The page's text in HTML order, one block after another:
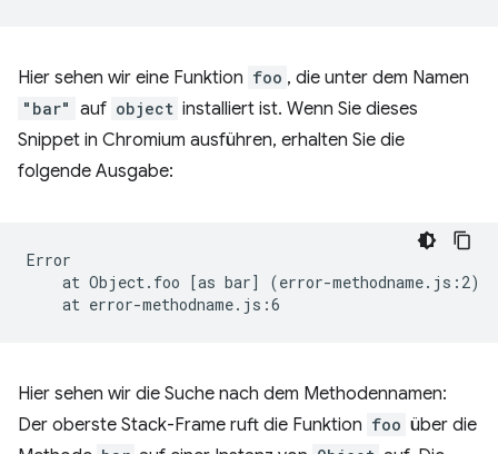
Hier sehen wir eine Funktion foo , die unter dem Namen
"bar" auf object installiert ist. Wenn Sie dieses
Snippet in Chromium ausführen, erhalten Sie die
folgende Ausgabe:
at Object.foo [as bar] (error-methodname.js:2)
at
Hier sehen wir die Suche nach dem Methodennamen:
Der oberste Stack-Frame ruft die Funktion foo über die